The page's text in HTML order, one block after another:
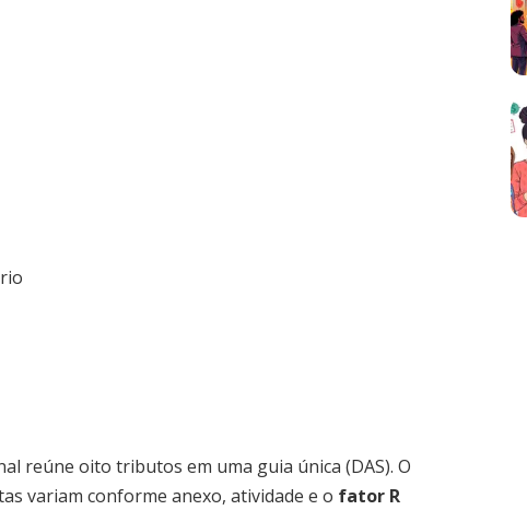
reúne oito tributos em uma guia única (DAS). O
variam conforme anexo, atividade e o fator R